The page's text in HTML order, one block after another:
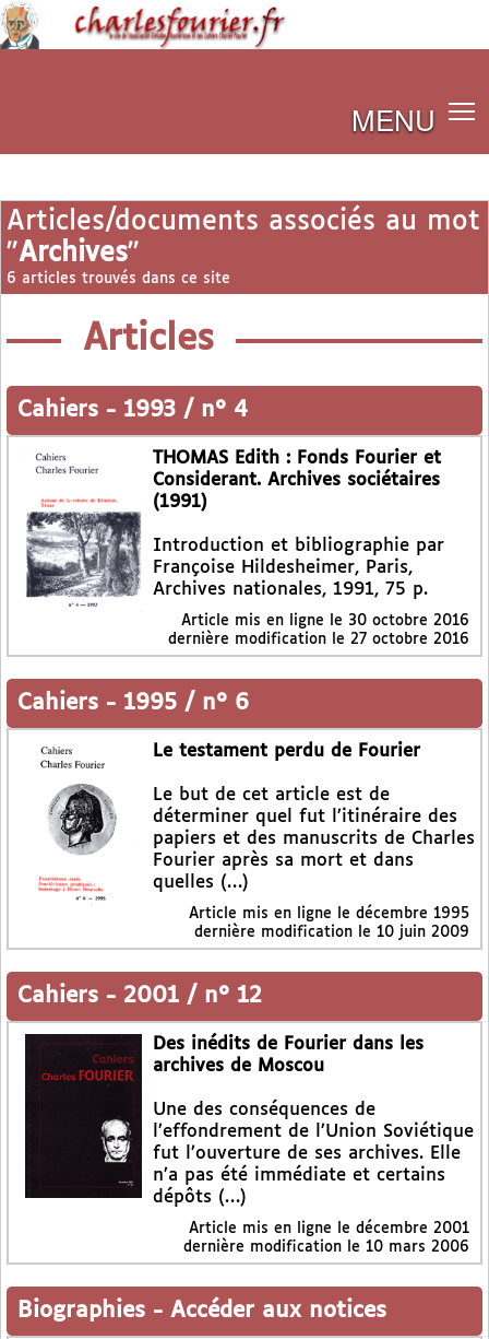
MENU
Articles/documents associés au mot
"Archives"
6 articles trouvés dans ce site
Articles
Cahiers - 1993 / n° 4
THOMAS Edith : Fonds Fourier et
Considerant. Archives sociétaires
(1991)
Introduction et bibliographie par
Françoise Hildesheimer, Paris,
Archives nationales, 1991, 75 p.
Article mis en ligne le 30 octobre 2016
dernière modification le 27 octobre 2016
Cahiers - 1995 / n° 6
Le testament perdu de Fourier
Le but de cet article est de
déterminer quel fut l’itinéraire des
papiers et des manuscrits de Charles
Fourier après sa mort et dans
quelles (…)
Article mis en ligne le décembre 1995
dernière modification le 10 juin 2009
Cahiers - 2001 / n° 12
Des inédits de Fourier dans les
archives de Moscou
Une des conséquences de
l’effondrement de l’Union Soviétique
fut l’ouverture de ses archives. Elle
n’a pas été immédiate et certains
dépôts (…)
Article mis en ligne le décembre 2001
dernière modification le 10 mars 2006
Biographies - Accéder aux notices